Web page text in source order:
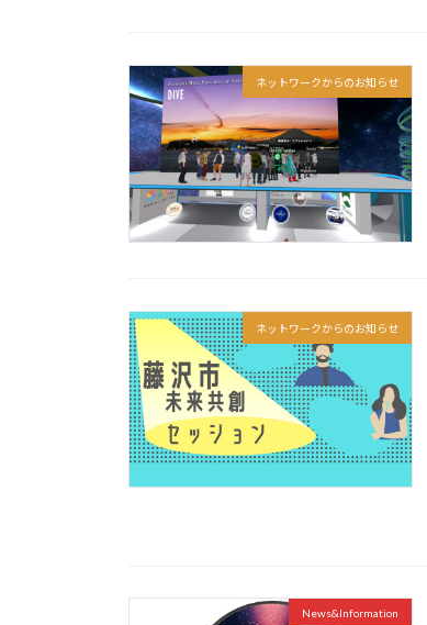
ネットワークからのお知らせ
ネットワークからのお知らせ
News&Information